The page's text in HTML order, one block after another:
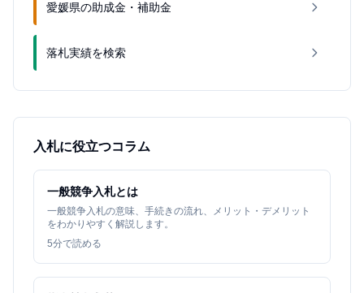
愛媛県の助成金・補助金
落札実績を検索
入札に役立つコラム
一般競争入札とは
一般競争入札の意味、手続きの流れ、メリット・デメリット
をわかりやすく解説します。
5分で読める